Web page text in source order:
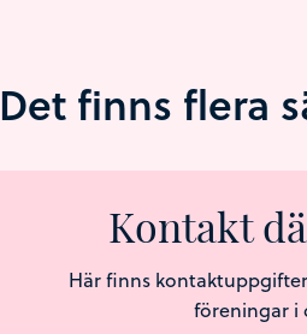
Det finns flera
Kontakt
Här finns
föreningar i